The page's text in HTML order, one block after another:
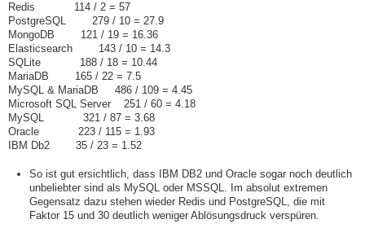
Redis 114 / 2 = 57
PostgreSQL 279 / 10 = 27.9
MongoDB 121 / 19 = 16.36
Elasticsearch 143 / 10 = 14.3
SQLite 188 / 18 = 10.44
MariaDB 165 / 22 = 7.5
MySQL & MariaDB 486 / 109 = 4.45
Microsoft SQL Server 251 / 60 = 4.18
MySQL 321 / 87 = 3.68
Oracle 223 / 115 = 1.93
IBM Db2 35 / 23 = 1.52
So ist gut ersichtlich, dass IBM DB2 und Oracle sogar noch deutlich
unbeliebter sind als MySQL oder MSSQL. Im absolut extremen
Gegensatz dazu stehen wieder Redis und PostgreSQL, die mit
Faktor 15 und 30 deutlich weniger Ablösungsdruck verspüren.